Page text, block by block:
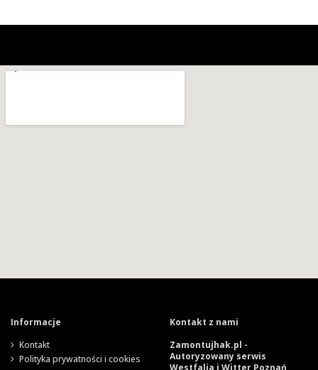
Informacje
Kontakt
Polityka prywatności i cookies
Kontakt z nami
Zamontujhak.pl -
Autoryzowany serwis
Westfalia i Witter Poznań